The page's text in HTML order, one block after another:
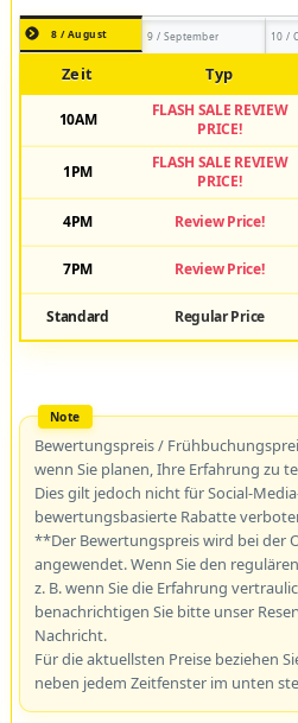
8 / August 9 / September 10 /
Zeit Typ
10AM
FLASH SALE REVIEW
PRICE!
1PM
FLASH SALE REVIEW
PRICE!
4PM Review Price!
7PM Review Price!
Standard Regular Price
Bewertungspreis /
wenn Sie planen, Ihre Erfahrung zu
Dies gilt jedoch nicht für Social-
bewertungsbasierte Rabatte
**Der Bewertungspreis wird bei der
angewendet. Wenn Sie den
z. B. wenn Sie die Erfahrung
benachrichtigen Sie bitte unser
Nachricht.
Für die aktuellsten Preise beziehen
neben jedem Zeitfenster im unten